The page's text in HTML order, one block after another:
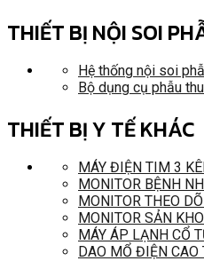
THIẾT BỊ NỘI SOI
Hệ thống nội soi
Bộ dụng cụ phẫu
THIẾT BỊ Y TẾ KHÁC
MÁY ĐIỆN TIM 3
MONITOR BỆNH
MONITOR THEO
MONITOR SẢN
MÁY ÁP LẠNH CỔ
DAO MỔ ĐIỆN CAO